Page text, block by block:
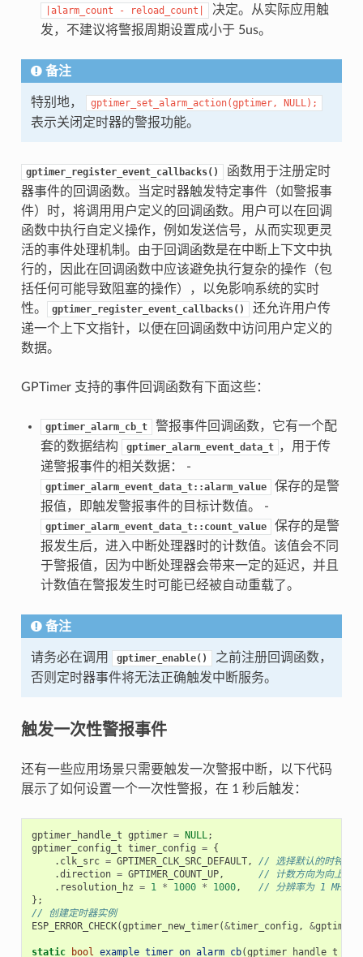
|alarm_count - reload_count|
决定。从实际应用触
发，不建议将警报周期设置成小于 5us。
备注
特别地， gptimer_set_alarm_action(gptimer, NULL);
表示关闭定时器的警报功能。
gptimer_register_event_callbacks()
函数用于注册定时
器事件的回调函数。当定时器触发特定事件（如警报事
件）时，将调用用户定义的回调函数。用户可以在回调
函数中执行自定义操作，例如发送信号，从而实现更灵
活的事件处理机制。由于回调函数是在中断上下文中执
行的，因此在回调函数中应该避免执行复杂的操作（包
括任何可能导致阻塞的操作），以免影响系统的实时
性。
gptimer_register_event_callbacks()
还允许用户传
递一个上下文指针，以便在回调函数中访问用户定义的
数据。
GPTimer 支持的事件回调函数有下面这些：
gptimer_alarm_cb_t
警报事件回调函数，它有一个配
套的数据结构
gptimer_alarm_event_data_t ，用于传
递警报事件的相关数据： -
gptimer_alarm_event_data_t::alarm_value
保存的是警
报值，即触发警报事件的目标计数值。 -
gptimer_alarm_event_data_t::count_value
保存的是警
报发生后，进入中断处理器时的计数值。该值会不同
于警报值，因为中断处理器会带来一定的延迟，并且
计数值在警报发生时可能已经被自动重载了。
备注
请务必在调用 gptimer_enable()
之前注册回调函数，
否则定时器事件将无法正确触发中断服务。
触发一次性警报事件
还有一些应用场景只需要触发一次警报中断，以下代码
展示了如何设置一个一次性警报，在 1 秒后触发：
gptimer_handle_t gptimer = NULL;
gptimer_config_t timer_config = {
. clk_src = GPTIMER_CLK_SRC_DEFAULT,
// 选择默认的时钟源
.direction = GPTIMER_COUNT_UP,
// 计数方向为向上计数
. resolution_hz = 1 * 1000 * 1000,
// 分辨率为 1 MHz，
};
// 创建定时器实例
ESP_ERROR_CHECK(gptimer_new_timer(&timer_config , &gptimer
static bool example_timer_on_alarm_cb(gptimer_handle_t